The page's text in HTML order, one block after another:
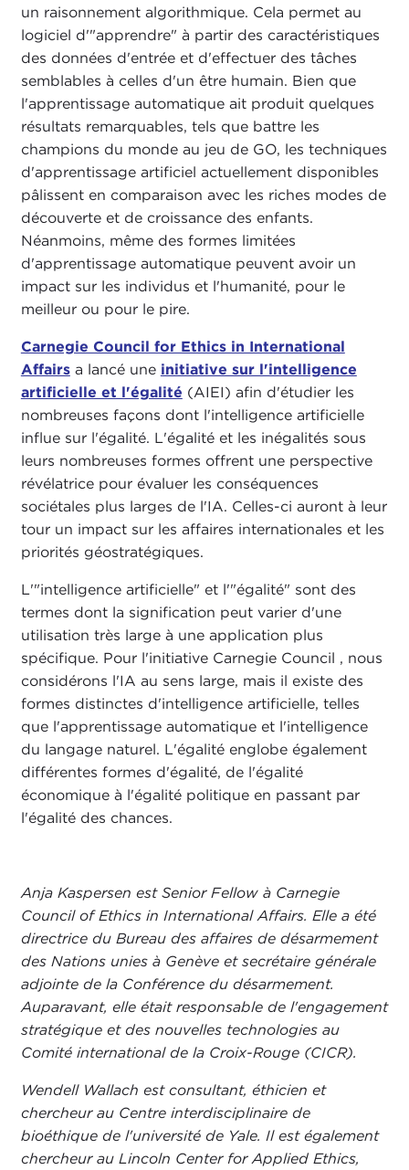
un raisonnement algorithmique. Cela permet au
logiciel d'"apprendre" à partir des caractéristiques
des données d'entrée et d'effectuer des tâches
semblables à celles d'un être humain. Bien que
l'apprentissage automatique ait produit quelques
résultats remarquables, tels que battre les
champions du monde au jeu de GO, les techniques
d'apprentissage artificiel actuellement disponibles
pâlissent en comparaison avec les riches modes de
découverte et de croissance des enfants.
Néanmoins, même des formes limitées
d'apprentissage automatique peuvent avoir un
impact sur les individus et l'humanité, pour le
meilleur ou pour le pire.
Carnegie Council for Ethics in International
Affairsa lancé une initiative sur l'intelligence
artificielle et l'égalité (AIEI) afin d'étudier les
nombreuses façons dont l'intelligence artificielle
influe sur l'égalité. L'égalité et les inégalités sous
leurs nombreuses formes offrent une perspective
révélatrice pour évaluer les conséquences
sociétales plus larges de l'IA. Celles-ci auront à leur
tour un impact sur les affaires internationales et les
priorités géostratégiques.
L'"intelligence artificielle" et l'"égalité" sont des
termes dont la signification peut varier d'une
utilisation très large à une application plus
spécifique. Pour l'initiative Carnegie Council , nous
considérons l'IA au sens large, mais il existe des
formes distinctes d'intelligence artificielle, telles
que l'apprentissage automatique et l'intelligence
du langage naturel. L'égalité englobe également
différentes formes d'égalité, de l'égalité
économique à l'égalité politique en passant par
l'égalité des chances.
Anja Kaspersen est Senior Fellow à Carnegie
Council of Ethics in International Affairs. Elle a été
directrice du Bureau des affaires de désarmement
des Nations unies à Genève et secrétaire générale
adjointe de la Conférence du désarmement.
Auparavant, elle était responsable de l'engagement
stratégique et des nouvelles technologies au
Comité international de la Croix-Rouge (CICR).
Wendell Wallach est consultant, éthicien et
chercheur au Centre interdisciplinaire de
bioéthique de l'université de Yale. Il est également
chercheur au Lincoln Center for Applied Ethics,